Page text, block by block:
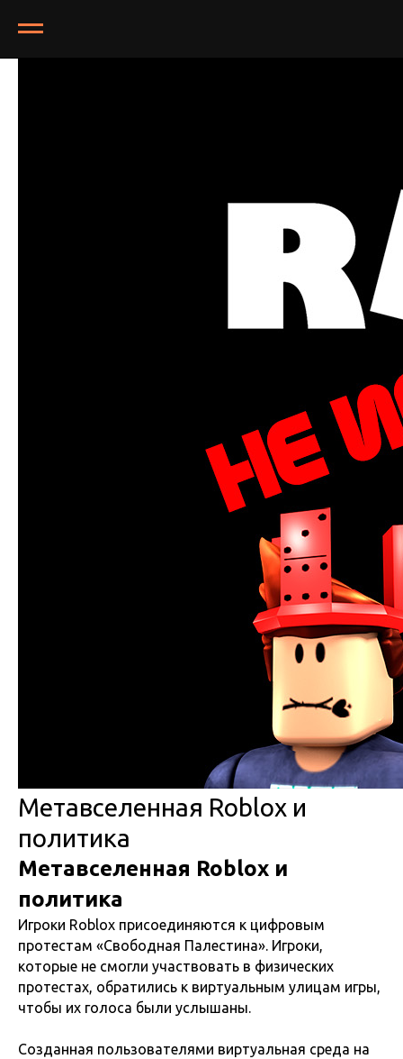
Метавселенная Roblox и
политика
Метавселенная Roblox и
политика
Игроки Roblox присоединяются к цифровым
протестам «Свободная Палестина». Игроки,
которые не смогли участвовать в физических
протестах, обратились к виртуальным улицам игры,
чтобы их голоса были услышаны.
Созданная пользователями виртуальная среда на